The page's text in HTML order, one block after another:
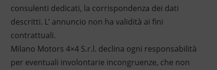
consulenti dedicati, la corrispondenza dei dati
descritti. L’ annuncio non ha validità ai fini
contrattuali.
Milano Motors 4×4 S.r.l. declina ogni responsabilità
per eventuali involontarie incongruenze, che non